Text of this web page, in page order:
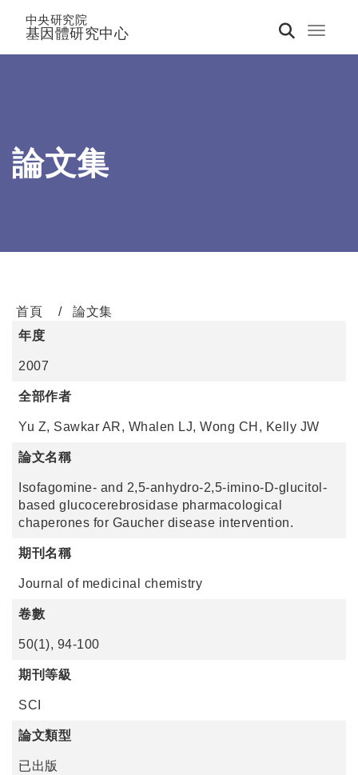
Toggle
中央研究院
基因體研究中心
論文集
首頁
論文集
年度
2007
全部作者
Yu Z, Sawkar AR, Whalen LJ, Wong CH, Kelly JW
論文名稱
Isofagomine- and 2,5-anhydro-2,5-imino-D-glucitol-
based glucocerebrosidase pharmacological
chaperones for Gaucher disease intervention.
期刊名稱
Journal of medicinal chemistry
卷數
50(1), 94-100
期刊等級
SCI
論文類型
已出版